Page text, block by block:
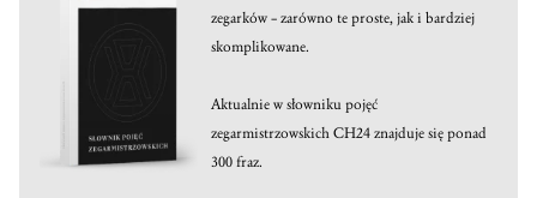
zegarków – zarówno te proste, jak i bardziej
skomplikowane.
Aktualnie w słowniku pojęć
zegarmistrzowskich CH24 znajduje się ponad
300 fraz.